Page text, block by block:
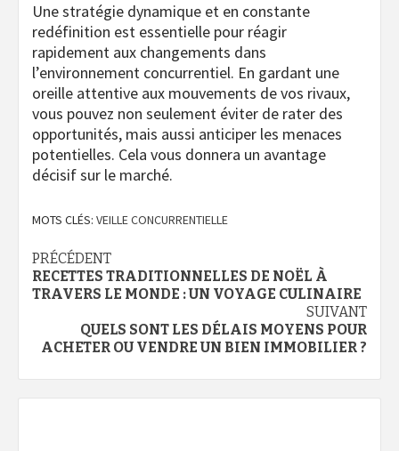
Une stratégie dynamique et en constante
redéfinition est essentielle pour réagir
rapidement aux changements dans
l’environnement concurrentiel. En gardant une
oreille attentive aux mouvements de vos rivaux,
vous pouvez non seulement éviter de rater des
opportunités, mais aussi anticiper les menaces
potentielles. Cela vous donnera un avantage
décisif sur le marché.
MOTS CLÉS: VEILLE CONCURRENTIELLE
Navigation
d’article
PRÉCÉDENT
RECETTES TRADITIONNELLES DE NOËL À
TRAVERS LE MONDE : UN VOYAGE CULINAIRE
SUIVANT
QUELS SONT LES DÉLAIS MOYENS POUR
ACHETER OU VENDRE UN BIEN IMMOBILIER ?